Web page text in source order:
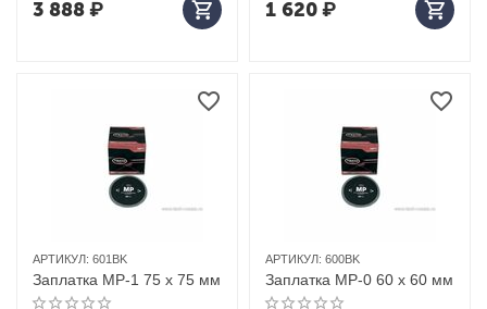
3 888₽ 1 620₽
АРТИКУЛ: 601BK
Заплатка MP-1 75 х 75 мм
АРТИКУЛ: 600BK
Заплатка MP-0 60 х 60 мм